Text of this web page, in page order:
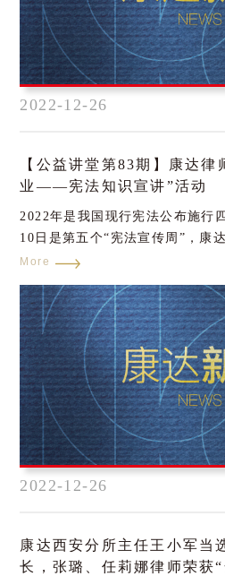
2022-12-26
【公益讲堂第83期】康达律
业——宪法知识宣讲”活动
2022年是我国现行宪法公布施行
10日是第五个“宪法宣传周”，康
泽投资发展集团有限公司作主题
More
2022-12-26
康达西安分所主任王小军当
长，张璐、任莉娜律师荣获